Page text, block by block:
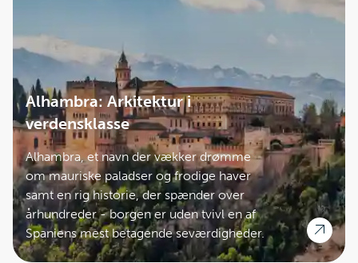
Alhambra: Arkitektur i
verdensklasse
Alhambra, et navn der vækker drømme
om mauriske paladser og frodige haver
samt en rig historie, der spænder over
århundreder - borgen er uden tvivl en af
Spaniens mest betagende seværdigheder.